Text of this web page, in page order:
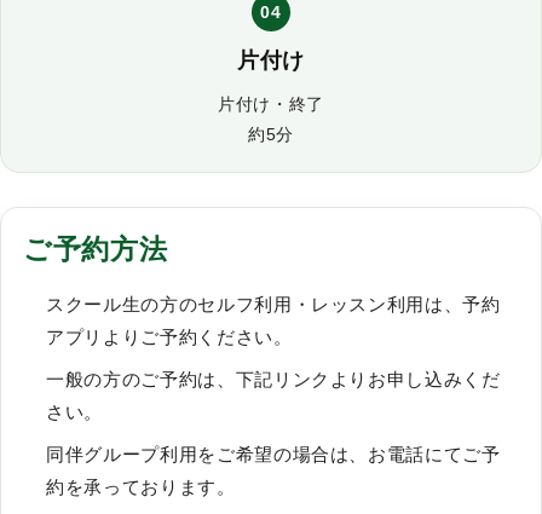
04
片付け
片付け・終了
約5分
ご予約方法
スクール生の方のセルフ利用・レッスン利用は、予約
アプリよりご予約ください。
一般の方のご予約は、下記リンクよりお申し込みくだ
さい。
同伴グループ利用をご希望の場合は、お電話にてご予
約を承っております。